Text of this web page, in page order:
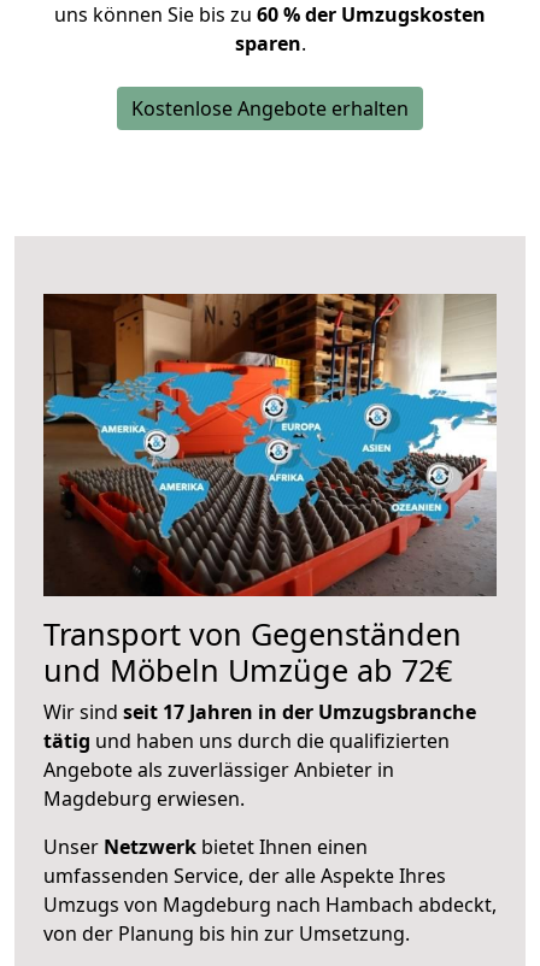
uns können Sie bis zu 60 % der Umzugskosten
sparen.
Kostenlose Angebote erhalten
Transport von Gegenständen
und Möbeln Umzüge ab 72€
Wir sind seit 17 Jahren in der Umzugsbranche
tätig und haben uns durch die qualifizierten
Angebote als zuverlässiger Anbieter in
Magdeburg erwiesen.
Unser Netzwerk bietet Ihnen einen
umfassenden Service, der alle Aspekte Ihres
Umzugs von Magdeburg nach Hambach abdeckt,
von der Planung bis hin zur Umsetzung.